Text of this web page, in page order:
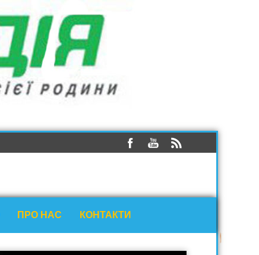
ПРО НАС КОНТАКТИ